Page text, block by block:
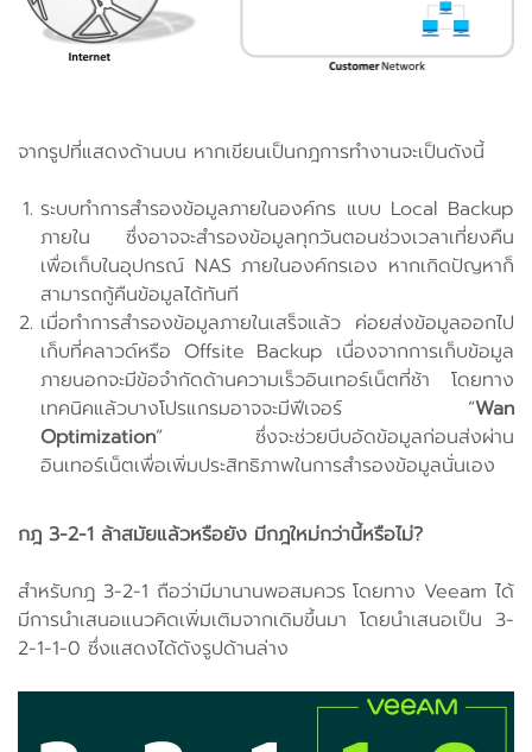
จากรูปที่แสดงด้านบน หากเขียนเป็นกฎการทำงานจะเป็นดังนี้
ระบบทำการสำรองข้อมูลภายในองค์กร แบบ Local Backup
ภายใน ซึ่งอาจจะสำรองข้อมูลทุกวันตอนช่วงเวลาเที่ยงคืน
เพื่อเก็บในอุปกรณ์ NAS ภายในองค์กรเอง หากเกิดปัญหาก็
สามารถกู้คืนข้อมูลได้ทันที
เมื่อทำการสำรองข้อมูลภายในเสร็จแล้ว ค่อยส่งข้อมูลออกไป
เก็บที่คลาวด์หรือ Offsite Backup เนื่องจากการเก็บข้อมูล
ภายนอกจะมีข้อจำกัดด้านความเร็วอินเทอร์เน็ตที่ช้า โดยทาง
เทคนิคแล้วบางโปรแกรมอาจจะมีฟีเจอร์ “Wan
Optimization” ซึ่งจะช่วยบีบอัดข้อมูลก่อนส่งผ่าน
อินเทอร์เน็ตเพื่อเพิ่มประสิทธิภาพในการสำรองข้อมูลนั่นเอง
กฎ 3-2-1 ล้าสมัยแล้วหรือยัง มีกฎใหม่กว่านี้หรือไม่?
สำหรับกฎ 3-2-1 ถือว่ามีมานานพอสมควร โดยทาง Veeam ได้
มีการนำเสนอแนวคิดเพิ่มเติมจากเดิมขึ้นมา โดยนำเสนอเป็น 3-
2-1-1-0 ซึ่งแสดงได้ดังรูปด้านล่าง